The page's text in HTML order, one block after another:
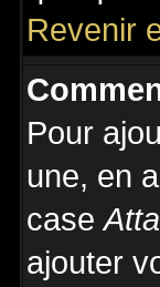
Revenir
Pour
une, en
case
ajouter